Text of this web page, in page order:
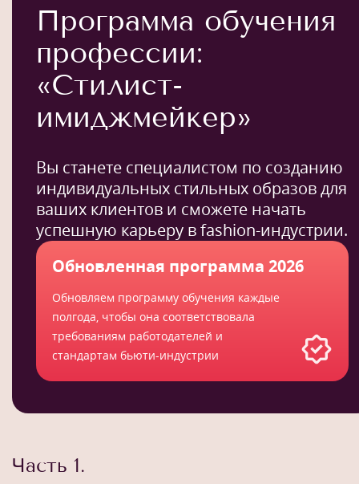
Программа обучения
профессии:
«Стилист-
имиджмейкер»
Вы станете специалистом по созданию
индивидуальных стильных образов для
ваших клиентов и сможете начать
успешную карьеру в fashion-индустрии.
Обновленная программа 2026
Обновляем программу обучения каждые
полгода, чтобы она соответствовала
требованиям работодателей и
стандартам бьюти-индустрии
Часть 1.